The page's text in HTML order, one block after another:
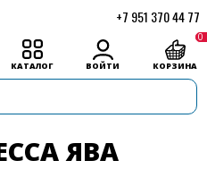
+7 951 370 44 77
КАТАЛОГ ВОЙТИ КОРЗИНА
0
ЯВА